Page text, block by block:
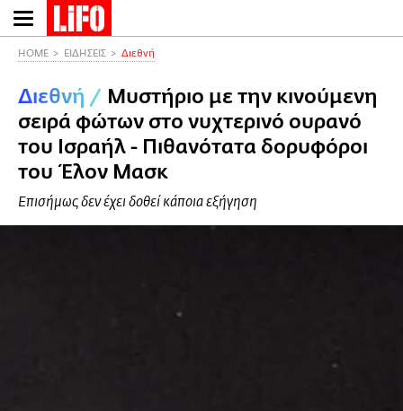
Παράκαμψη
προς
περιεχόμενο
HOME ΕΙΔΗΣΕΙΣ Διεθνή
Διεθνή / Μυστήριο με την κινούμενη
σειρά φώτων στο νυχτερινό ουρανό
του Ισραήλ - Πιθανότατα δορυφόροι
του Έλον Μασκ
Επισήμως δεν έχει δοθεί κάποια εξήγηση